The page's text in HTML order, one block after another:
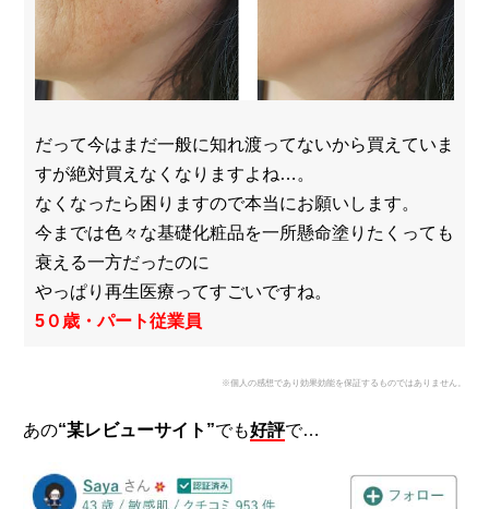
だって今はまだ一般に知れ渡ってないから買えていま
すが絶対買えなくなりますよね…。
なくなったら困りますので本当にお願いします。
今までは色々な基礎化粧品を一所懸命塗りたくっても
衰える一方だったのに
やっぱり再生医療ってすごいですね。
5０歳・パート従業員
※個人の感想であり効果効能を保証するものではありません。
あの“某レビューサイト”でも好評で…